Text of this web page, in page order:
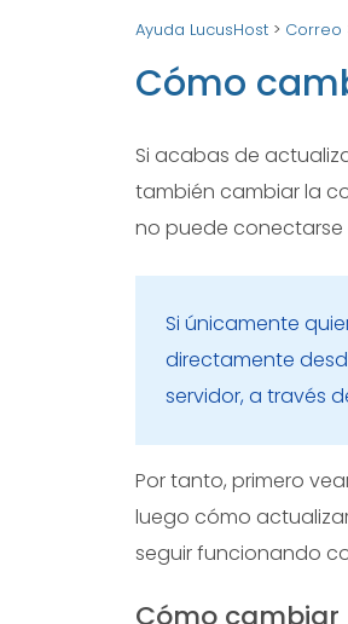
Ayuda LucusHost > Correo
Cómo
Si acabas de
también cambiar la
no puede conectarse
Si únicamente
directamente
servidor, a través
Por tanto, primero
luego cómo
seguir funcionando
Cómo cambiar